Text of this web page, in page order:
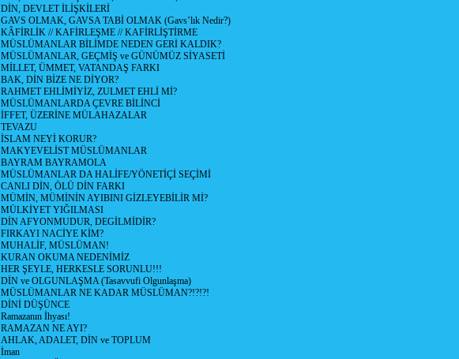
DİN, DEVLET İLİŞKİLERİ
GAVS OLMAK, GAVSA TABİ OLMAK (Gavs’lık Nedir?)
KÂFİRLİK // KAFİRLEŞME // KAFİRLİŞTİRME
MÜSLÜMANLAR BİLİMDE NEDEN GERİ KALDIK?
MÜSLÜMANLAR, GEÇMİŞ ve GÜNÜMÜZ SİYASETİ
MİLLET, ÜMMET, VATANDAŞ FARKI
BAK, DİN BİZE NE DİYOR?
RAHMET EHLİMİYİZ, ZULMET EHLİ Mİ?
MÜSLÜMANLARDA ÇEVRE BİLİNCİ
İFFET, ÜZERİNE MÜLAHAZALAR
TEVAZU
İSLAM NEYİ KORUR?
MAKYEVELİST MÜSLÜMANLAR
BAYRAM BAYRAMOLA
MÜSLÜMANLAR DA HALİFE/YÖNETİÇİ SEÇİMİ
CANLI DİN, ÖLÜ DİN FARKI
MÜMİN, MÜMİNİN AYIBINI GİZLEYEBİLİR Mİ?
MÜLKİYET YIĞILMASI
DİN AFYONMUDUR, DEGİLMİDİR?
FIRKAYI NACİYE KİM?
MUHALİF, MÜSLÜMAN!
KURAN OKUMA NEDENİMİZ
HER ŞEYLE, HERKESLE SORUNLU!!!
DİN ve OLGUNLAŞMA (Tasavvufi Olgunlaşma)
MÜSLÜMANLAR NE KADAR MÜSLÜMAN?!?!?!
DİNİ DÜŞÜNCE
Ramazanın İhyası!
RAMAZAN NE AYI?
AHLAK, ADALET, DİN ve TOPLUM
İman